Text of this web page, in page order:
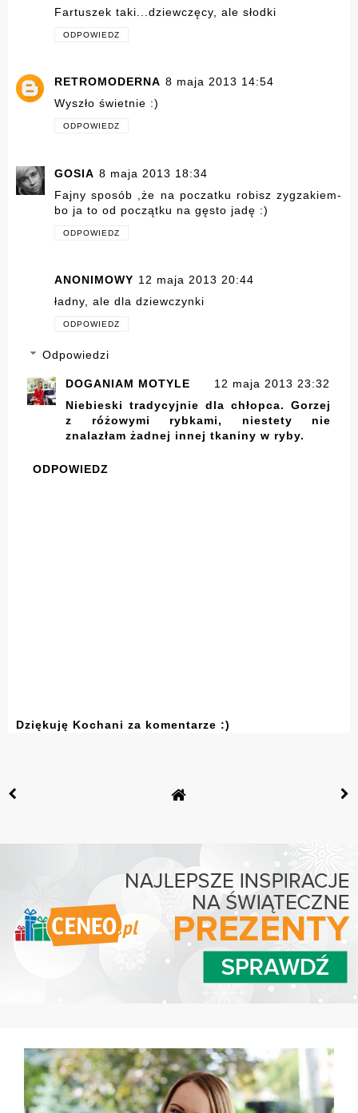
Fartuszek taki...dziewczęcy, ale słodki
ODPOWIEDZ
RETROMODERNA 8 maja 2013 14:54
Wyszło świetnie :)
ODPOWIEDZ
GOSIA 8 maja 2013 18:34
Fajny sposób ,że na poczatku robisz zygzakiem-
bo ja to od początku na gęsto jadę :)
ODPOWIEDZ
ANONIMOWY 12 maja 2013 20:44
ładny, ale dla dziewczynki
ODPOWIEDZ
Odpowiedzi
DOGANIAM MOTYLE
12 maja 2013 23:32
Niebieski tradycyjnie dla chłopca. Gorzej
z różowymi rybkami, niestety nie
znalazłam żadnej innej tkaniny w ryby.
ODPOWIEDZ
Dziękuję Kochani za komentarze :)